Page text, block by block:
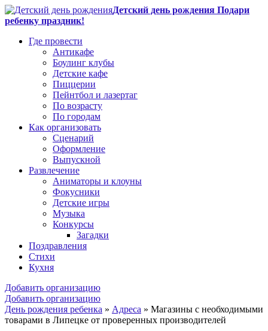
Детский день рождения Подари
ребенку праздник!
Где провести
Антикафе
Боулинг клубы
Детские кафе
Пиццерии
Пейнтбол и лазертаг
По возрасту
По городам
Как организовать
Сценарий
Оформление
Выпускной
Развлечение
Аниматоры и клоуны
Фокусники
Детские игры
Музыка
Конкурсы
Загадки
Поздравления
Стихи
Кухня
Добавить организацию
Добавить организацию
День рождения ребенка » Адреса » Магазины с необходимыми
товарами в Липецке от проверенных производителей